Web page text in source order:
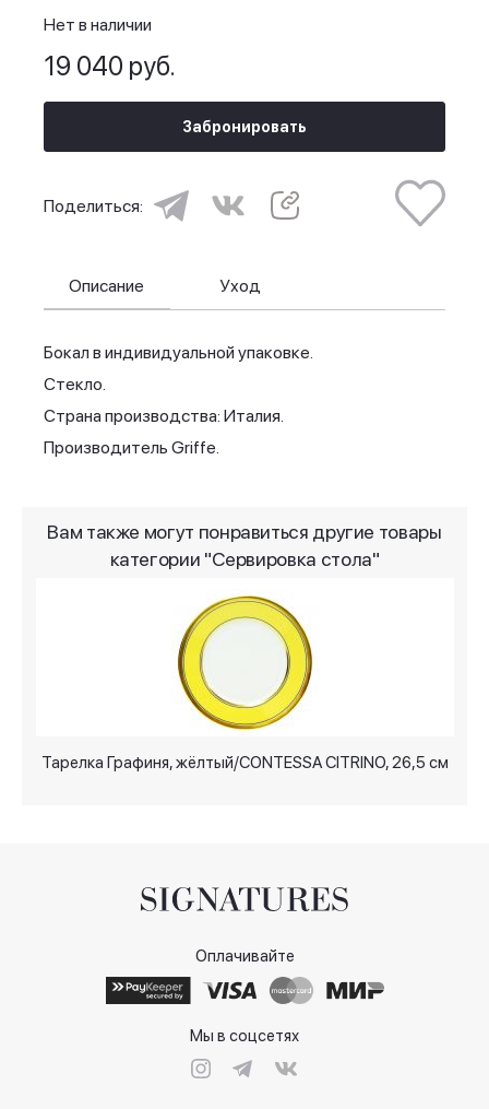
Нет в наличии
19 040 руб.
Забронировать
Поделиться:
Описание
Бокал в индивидуальной упаковке.
Стекло.
Страна производства: Италия.
Производитель Griffe.
Уход
Вам также могут понравиться другие товары
категории "Сервировка стола"
Тарелка Графиня, жёлтый/CONTESSA CITRINO, 26,5 см
Оплачивайте
Мы в соцсетях